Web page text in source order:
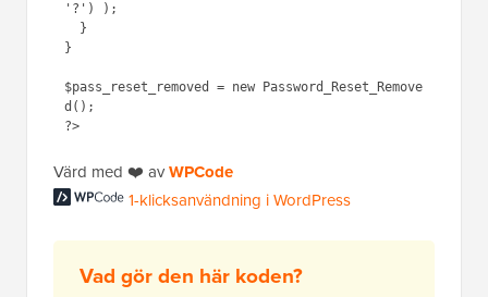
'?') );
}
$pass_reset_removed = new Password_Reset_Remove
d();
?>
Värd med ❤️ avWPCode
1-klicksanvändning i WordPress
Vad gör den här koden?